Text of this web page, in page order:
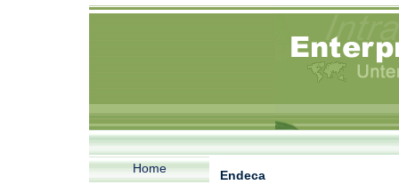
Home
Endeca